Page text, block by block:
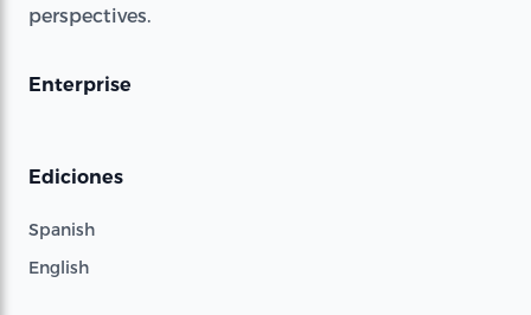
perspectives.
Enterprise
Ediciones
Spanish
English